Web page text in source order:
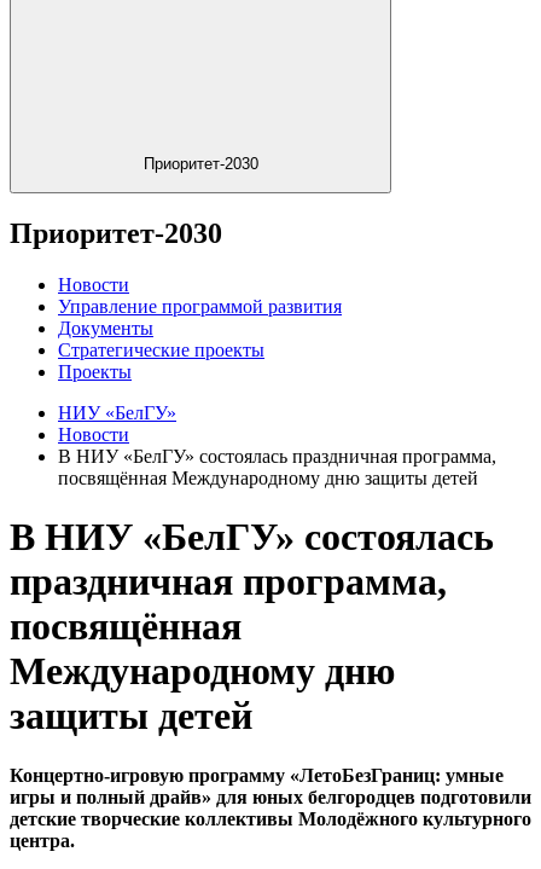
Приоритет-2030
Приоритет-2030
Новости
Управление программой развития
Документы
Стратегические проекты
Проекты
НИУ «БелГУ»
Новости
В НИУ «БелГУ» состоялась праздничная программа,
посвящённая Международному дню защиты детей
В НИУ «БелГУ» состоялась
праздничная программа,
посвящённая
Международному дню
защиты детей
Концертно-игровую программу «ЛетоБезГраниц: умные
игры и полный драйв» для юных белгородцев подготовили
детские творческие коллективы Молодёжного культурного
центра.